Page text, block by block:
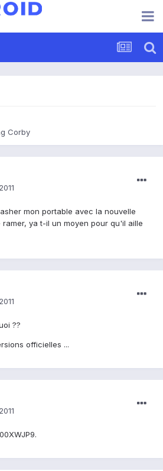
Corby
mon portable avec la nouvelle
ya t-il un moyen pour qu'il aille
??
officielles ...